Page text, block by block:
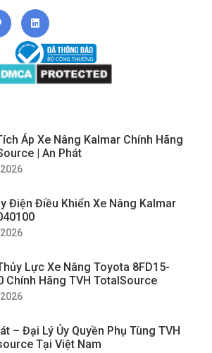
Áp Xe Nâng Kalmar Chính Hãng
| An Phát
Điện Điều Khiển Xe Nâng Kalmar
Lực Xe Nâng Toyota 8FD15-
Chính Hãng TVH TotalSource
– Đại Lý Ủy Quyền Phụ Tùng TVH
Tại Việt Nam